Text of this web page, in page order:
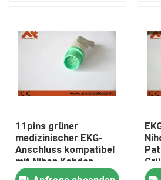
Nachrichten
Geduldiges Kabel ECG
Patientenmonitorkabel
wiederverwendbarer spo2-
11pins grüner
medizinischer EKG-
Anschluss kompatibel
mit Nihon Kohden
Monitor Zubehör
Stift